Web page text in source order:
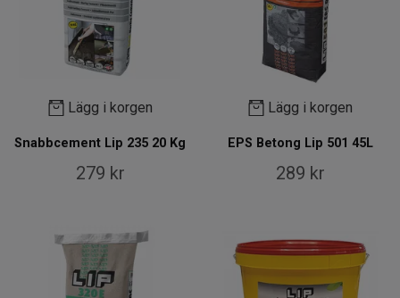
Lägg i korgen
Snabbcement Lip 235 20 Kg
279 kr
Lägg i korgen
EPS Betong Lip 501 45L
289 kr